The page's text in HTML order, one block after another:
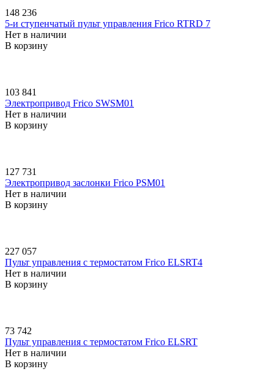
148 236
5-и ступенчатый пульт управления Frico RTRD 7
Нет в наличии
В корзину
103 841
Электропривод Frico SWSM01
Нет в наличии
В корзину
127 731
Электропривод заслонки Frico PSM01
Нет в наличии
В корзину
227 057
Пульт управления с термостатом Frico ELSRT4
Нет в наличии
В корзину
73 742
Пульт управления с термостатом Frico ELSRT
Нет в наличии
В корзину